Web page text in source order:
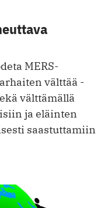
MERS-
välttää
välttämällä
ja eläinten
saastuttamiin